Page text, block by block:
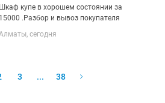
Шкаф купе в хорошем состоянии за
15000 .Разбор и вывоз покупателя
сегодня
3 ... 38